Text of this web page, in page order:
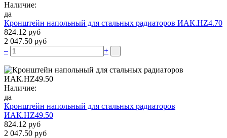
Наличие:
да
Кронштейн напольный для стальных радиаторов ИАК.НZ4.70
824.12 руб
2 047.50 руб
–
+
Наличие:
да
Кронштейн напольный для стальных радиаторов
ИАК.НZ49.50
824.12 руб
2 047.50 руб